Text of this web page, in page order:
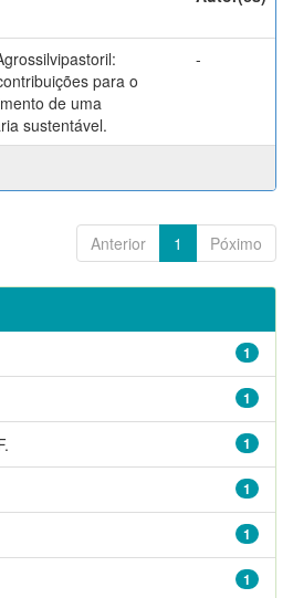
para o
de uma
sustentável.
-
Anterior 1 Póximo
1
1
1
1
1
1